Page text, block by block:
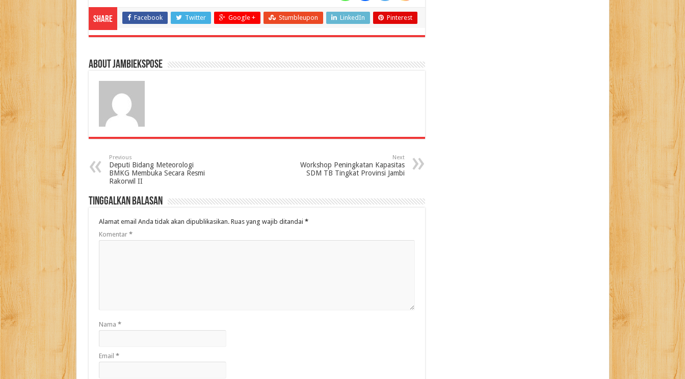
Share Facebook Twitter Google + Stumbleupon LinkedIn Pinterest
About jambiekspose
Previous
Deputi Bidang Meteorologi
BMKG Membuka Secara Resmi
Rakorwil II
Next
Workshop Peningkatan Kapasitas
SDM TB Tingkat Provinsi Jambi
Tinggalkan Balasan
Alamat email Anda tidak akan dipublikasikan. Ruas yang wajib ditandai *
Komentar *
Nama *
Email *